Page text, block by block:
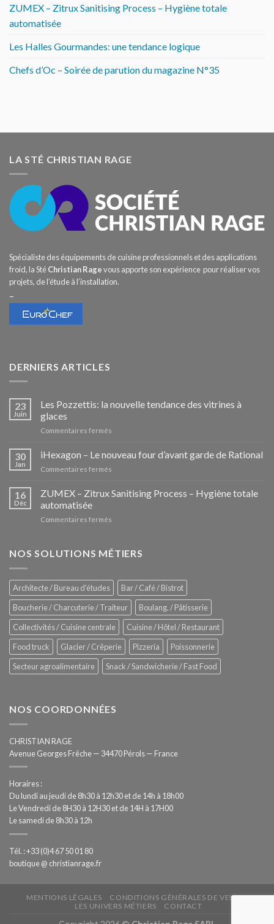
ZUMEX – Zitrux Sanitising Process – Hygiène totale
automatisée
Les Halles Gourmandes: une tendance logique
Chefs d’Oc – Soirée de parution du magazine N°35
LA STÉ CHRISTIAN RAGE
Spécialiste des équipements de cuisine professionnels et des applications
froid, la StéChristian Ragevous apporte son expérience pour réaliser vos
projets, de l’étude à l’installation.
–
DERNIERS ARTICLES
23
Juin
Les Pozzettis: la nouvelle tendance des vitrines à
glaces
Commentaires fermés
Pozzettis:
des
30
Jan
iHexagon – Le nouveau four d’avant garde de Rational
Commentaires fermés
–
de
16
Déc
ZUMEX – Zitrux Sanitising Process – Hygiène totale
automatisée
Commentaires fermés
Zitrux
–
Hygiène
totale
automatisée
NOS SOLUTIONS MÉTIERS
Architecte / Bureau d'études
Bar / Café / Bistrot
Boucherie / Charcuterie / Traiteur
Boulang. / Pâtisserie
Collectivités / Cuisine centrale
Cuisine / Hôtel / Restaurant
Food truck
Glacier / Crêperie Pizzeria
Poissonnerie
Secteur agroalimentaire
Snack / Sandwicherie / Fast Food
NOS COORDONNÉES
CHRISTIAN RAGE
Avenue Georges Frêche — 34470 Pérols — France
Horaires :
Du lundi au jeudi de 8h30 à 12h30 et de 14h à 18h00
Le Vendredi de 8H30 à 12H30 et de 14H à 17H00
Le samedi de 8h30 à 12h
Tél. : +33 (0)4 67 50 01 80
boutique @ christianrage.fr
MENTIONS LÉGALES
CONDITIONS GÉNÉRALES DE VENTE
LES UNIVERS MÉTIERS
CONTACT